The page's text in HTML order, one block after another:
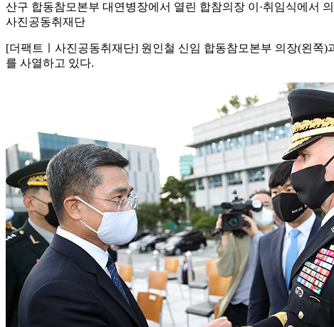
산구 합동참모본부 대연병장에서 열린 합참의장 이·취임식에서
사진공동취재단
[더팩트ㅣ사진공동취재단] 원인철 신임 합동참모본부 의장(왼쪽
를 사열하고 있다.